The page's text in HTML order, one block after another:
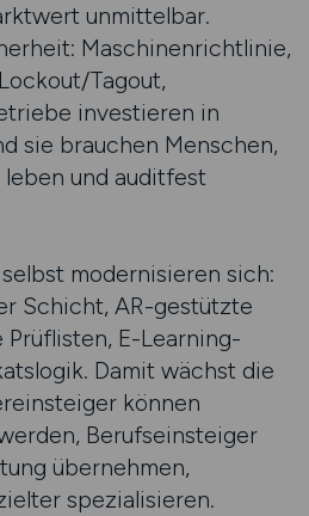
unmittelbar.
Maschinenrichtlinie,
Tagout,
investieren in
sie brauchen Menschen,
und auditfest
modernisieren sich:
Schicht, AR-gestützte
E-Learning-
Damit wächst die
können
Berufseinsteiger
übernehmen,
spezialisieren.